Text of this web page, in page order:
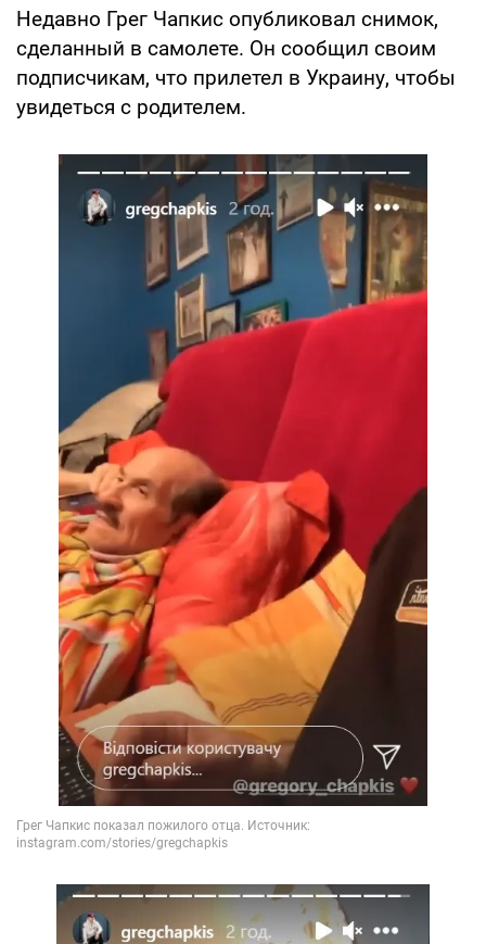
Недавно Грег Чапкис опубликовал снимок,
сделанный в самолете. Он сообщил своим
подписчикам, что прилетел в Украину, чтобы
увидеться с родителем.